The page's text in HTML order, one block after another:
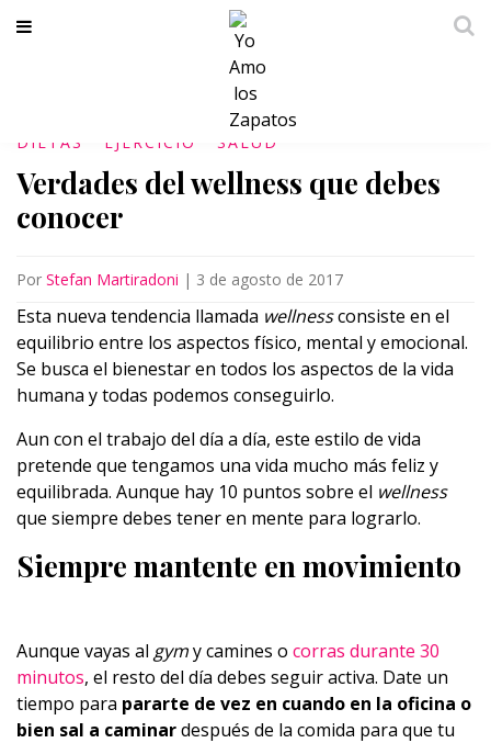
DIETAS EJERCICIO SALUD
Verdades del wellness que debes
conocer
Por Stefan Martiradoni | 3 de agosto de 2017
Esta nueva tendencia llamada wellnessconsiste en el
equilibrio entre los aspectos físico, mental y emocional.
Se busca el bienestar en todos los aspectos de la vida
humana y todas podemos conseguirlo.
Aun con el trabajo del día a día, este estilo de vida
pretende que tengamos una vida mucho más feliz y
equilibrada. Aunque hay 10 puntos sobre el wellness
que siempre debes tener en mente para lograrlo.
Siempre mantente en movimiento
Aunque vayas al gymy camines o corras durante 30
minutos, el resto del día debes seguir activa. Date un
tiempo para pararte de vez en cuando en la oficina o
bien sal a caminardespués de la comida para que tu